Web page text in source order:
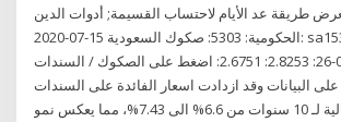
طريقة عد الأيام لاحتساب القسيمة; أدوات الدين
الحكومية: 5303: صكوك السعودية 15-07-2020: sa153g0iirj4: ثابت :
3.10: 2035-07-26: 2.8253: 2.6751: اضغط على الصكوك / السندات
البيانات وقد ازدادت اسعار الفائدة على السندات
الحكومية الايطالية لـ 10 سنوات من 6.6% الى 7.43%، مما يعكس نمو